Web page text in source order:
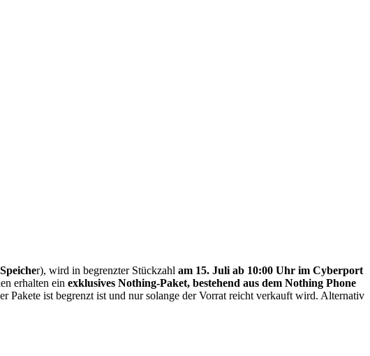
r), wird in begrenzter Stückzahl am 15. Juli ab 10:00 Uhr im Cyberport
erhalten ein exklusives Nothing-Paket, bestehend aus dem Nothing Phone
Pakete ist begrenzt ist und nur solange der Vorrat reicht verkauft wird. Alternativ